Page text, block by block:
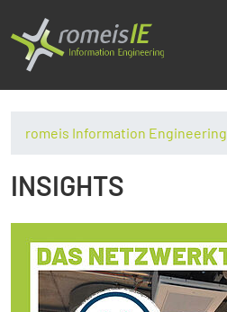
romeis Information Engineering
INSIGHTS